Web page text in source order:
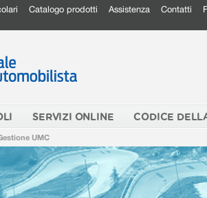
Catalogo prodotti Assistenza Contatti
SERVIZI ONLINE CODICE
UMC